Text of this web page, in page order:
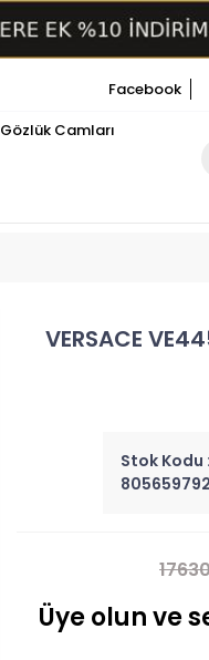
Facebook
Gözlük Camları
VERSACE
Stok Kodu :
Üye olun ve